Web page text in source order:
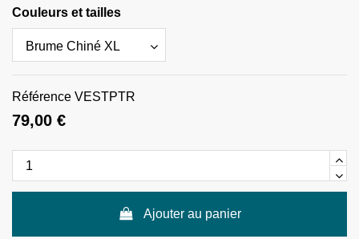
Couleurs et tailles
Référence VESTPTR
79,00 €
Ajouter au panier